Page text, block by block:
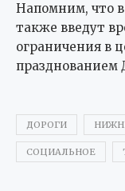
Напомним, что
также введут
ограничения в
празднованием
ДОРОГИ
СОЦИАЛЬНОЕ